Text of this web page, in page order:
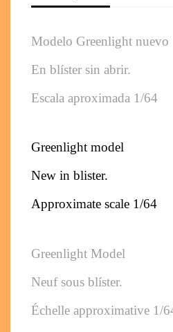
Modelo Greenlight nuevo
En blíster sin abrir.
Escala aproximada 1/64
Greenlight model
New in blister.
Approximate scale 1/64
Greenlight Model
Neuf sous blíster.
Échelle approximative 1/